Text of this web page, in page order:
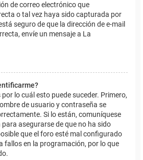
de correo electrónico que
o tal vez haya sido capturada por
seguro de que la dirección de e-mail
envíe un mensaje a La
lo cuál esto puede suceder. Primero,
de usuario y contraseña se
Si lo están, comuníquese
asegurarse de que no ha sido
que el foro esté mal configurado
fallos en la programación, por lo que